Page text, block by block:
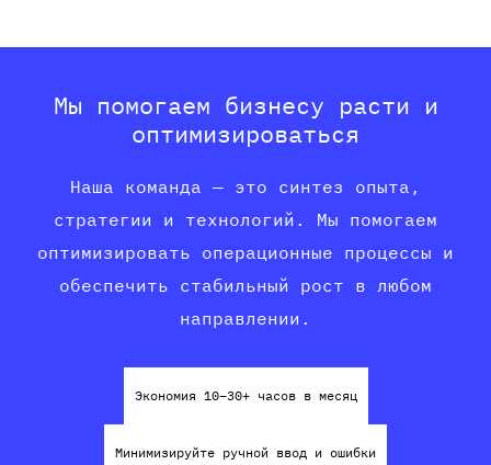
Мы помогаем бизнесу расти и
оптимизироваться
Наша команда — это синтез опыта,
стратегии и технологий. Мы помогаем
оптимизировать операционные процессы и
обеспечить стабильный рост в любом
направлении.
Экономия 10–30+ часов в месяц
Минимизируйте ручной ввод и ошибки